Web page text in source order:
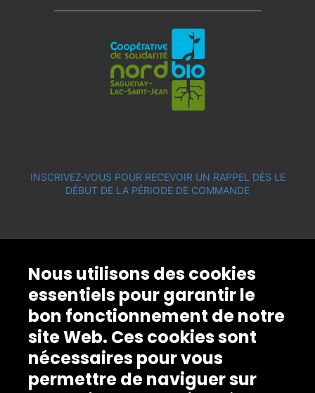
INSCRIVEZ-VOUS POUR RECEVOIR UN RAPPEL DÈS LE
DÉBUT DE LA PÉRIODE DE COMMANDE
Nous utilisons des cookies
essentiels pour garantir le
bon fonctionnement de notre
site Web. Ces cookies sont
nécessaires pour vous
permettre de naviguer sur